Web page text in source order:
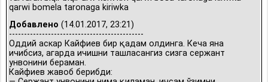
qarwi bomela taronaga kiriwka
Добавлено (14.01.2017, 23:21)
---------------------------------------------
Оддий аскар Кайфиев бир қадам олдинга. Кеча яна
ичибсиз, агарда ичишни ташласангиз сизга сержант
унвонини бераман.
Кайфиев жавоб берибди: